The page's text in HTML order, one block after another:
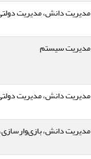
مدیریت دانش، مدیریت
مدیریت سیستم
مدیریت دانش، مدیریت
مدیریت دانش،